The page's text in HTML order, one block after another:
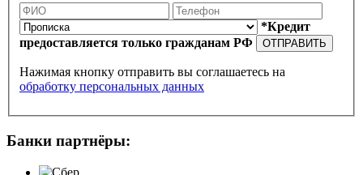
*Кредит
предоставляется только гражданам РФ
ОТПРАВИТЬ
Нажимая кнопку отправить вы соглашаетесь на
обработку персональных данных
Банки партнёры: